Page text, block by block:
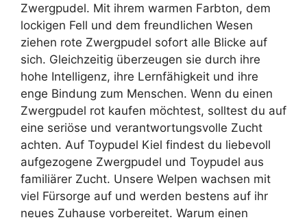
Zwergpudel. Mit ihrem warmen Farbton, dem
lockigen Fell und dem freundlichen Wesen
ziehen rote Zwergpudel sofort alle Blicke auf
sich. Gleichzeitig überzeugen sie durch ihre
hohe Intelligenz, ihre Lernfähigkeit und ihre
enge Bindung zum Menschen. Wenn du einen
Zwergpudel rot kaufen möchtest, solltest du auf
eine seriöse und verantwortungsvolle Zucht
achten. Auf Toypudel Kiel findest du liebevoll
aufgezogene Zwergpudel und Toypudel aus
familiärer Zucht. Unsere Welpen wachsen mit
viel Fürsorge auf und werden bestens auf ihr
neues Zuhause vorbereitet. Warum einen